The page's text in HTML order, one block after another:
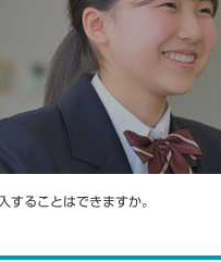
図・常掲用地図
ス一覧
することはできますか。